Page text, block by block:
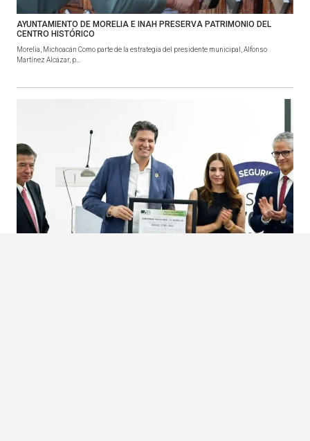
AYUNTAMIENTO DE MORELIA E INAH PRESERVA PATRIMONIO DEL
CENTRO HISTÓRICO
Morelia, Michoacán Como parte de la estrategia del presidente municipal, Alfonso
Martínez Alcázar, p...